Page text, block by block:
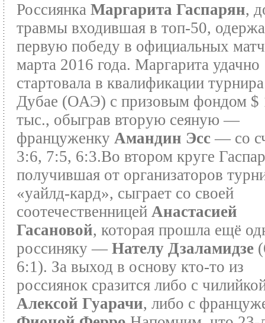
Россиянка Маргарита Гаспарян,
травмы входившая в топ-50,
первую победу в официальных
марта 2016 года. Маргарита удачно
стартовала в квалификации
Дубае (ОАЭ) с призовым фондом $
тыс., обыграв вторую сеяную —
француженку Амандин Эсс — со
3:6, 7:5, 6:3.Во втором круге
получившая от организаторов
«уайлд-кард», сыграет со своей
соотечественницей Анастасией
Гасановой, которая прошла ещё
россиняку — Нателу Дзаламидзе
6:1). За выход в основу кто-то из
россиянок сразится либо с
Алексой Гуарачи, либо с